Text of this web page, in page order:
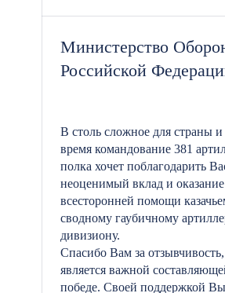
Министерство
Российской
В столь сложное для страны и
время командование 381
полка хочет поблагодарить
неоценимый вклад и
всесторонней помощи
сводному гаубичному
дивизиону.
Спасибо Вам за
является важной
победе. Своей поддержкой